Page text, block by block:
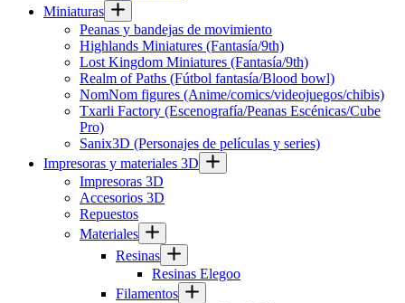
Miniaturas
Peanas y bandejas de movimiento
Highlands Miniatures (Fantasía/9th)
Lost Kingdom Miniatures (Fantasía/9th)
Realm of Paths (Fútbol fantasía/Blood bowl)
NomNom figures (Anime/comics/videojuegos/chibis)
Txarli Factory (Escenografía/Peanas Escénicas/Cube
Pro)
Sanix3D (Personajes de películas y series)
Impresoras y materiales 3D
Impresoras 3D
Accesorios 3D
Repuestos
Materiales
Resinas
Resinas Elegoo
Filamentos